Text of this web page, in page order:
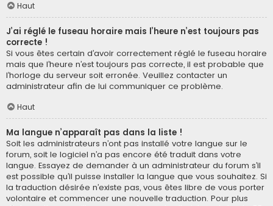
Haut
J’ai réglé le fuseau horaire mais l’heure n’est toujours pas
correcte !
Si vous êtes certain d’avoir correctement réglé le fuseau horaire
mais que l’heure n’est toujours pas correcte, il est probable que
l’horloge du serveur soit erronée. Veuillez contacter un
administrateur afin de lui communiquer ce problème.
Haut
Ma langue n’apparaît pas dans la liste !
Soit les administrateurs n’ont pas installé votre langue sur le
forum, soit le logiciel n’a pas encore été traduit dans votre
langue. Essayez de demander à un administrateur du forum s’il
est possible qu’il puisse installer la langue que vous souhaitez. Si
la traduction désirée n’existe pas, vous êtes libre de vous porter
volontaire et commencer une nouvelle traduction. Pour plus